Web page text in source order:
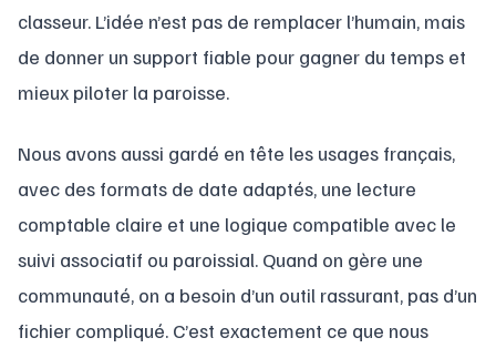
classeur. L’idée n’est pas de remplacer l’humain, mais
de donner un support fiable pour gagner du temps et
mieux piloter la paroisse.
Nous avons aussi gardé en tête les usages français,
avec des formats de date adaptés, une lecture
comptable claire et une logique compatible avec le
suivi associatif ou paroissial. Quand on gère une
communauté, on a besoin d’un outil rassurant, pas d’un
fichier compliqué. C’est exactement ce que nous